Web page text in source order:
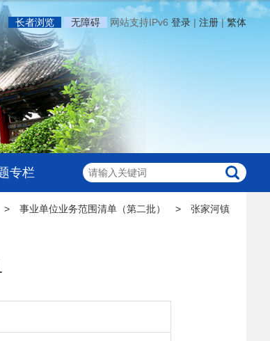
长者浏览 无障碍 网站支持IPv6 登录 | 注册|繁体
专栏
> 事业单位业务范围清单（第二批） > 张家河镇